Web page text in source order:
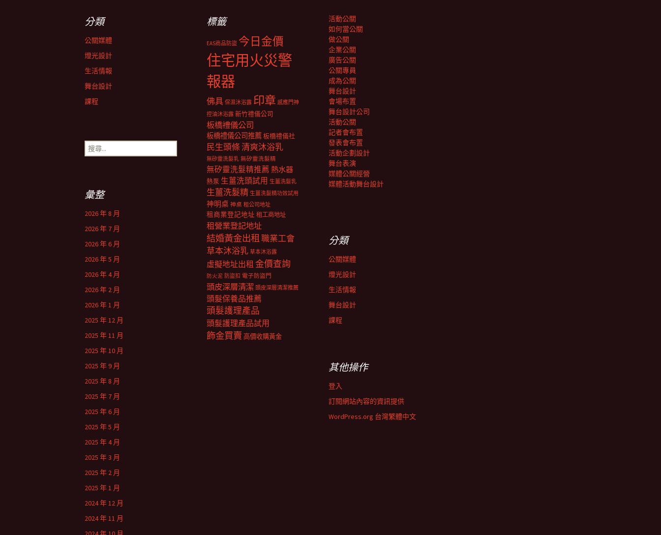
分類
公關媒體
燈光設計
生活情報
舞台設計
課程
標籤
EAS商品防盜 今日金價
住宅用火災警
報器
佛具 保濕沐浴露 印章 感應門神
控油沐浴露 新竹禮儀公司
板橋禮儀公司
板橋禮儀公司推薦板橋禮儀社
民生頭條清爽沐浴乳
無矽靈洗髮乳 無矽靈洗髮精
無矽靈洗髮精推薦 熱水器
熱泵 生薑洗頭試用 生薑洗髮乳
生薑洗髮精 生薑洗髮精功效試用
神明桌 神桌 租公司地址
租商業登記地址 租工商地址
租營業登記地址
結婚黃金出租職業工會
草本沐浴乳 草本沐浴露
虛擬地址出租 金價查詢
防火泥 防盜扣 電子防盜門
頭皮深層清潔 頭皮深層清潔推薦
頭髮保養品推薦
頭髮護理產品
頭髮護理產品試用
飾金買賣 高價收購黃金
活動公關
如何當公關
做公關
企業公關
廣告公關
公關專員
成為公關
舞台設計
會場布置
舞台設計公司
活動公關
記者會布置
發表會布置
活動企劃設計
舞台表演
媒體公關經營
媒體活動舞台設計
搜
尋
彙整
2026 年 8 月
2026 年 7 月
2026 年 6 月
2026 年 5 月
2026 年 4 月
2026 年 2 月
2026 年 1 月
2025 年 12 月
2025 年 11 月
2025 年 10 月
2025 年 9 月
2025 年 8 月
2025 年 7 月
2025 年 6 月
2025 年 5 月
2025 年 4 月
2025 年 3 月
2025 年 2 月
2025 年 1 月
2024 年 12 月
2024 年 11 月
分類
公關媒體
燈光設計
生活情報
舞台設計
課程
其他操作
登入
訂閱網站內容的資訊提供
WordPress.org 台灣繁體中文